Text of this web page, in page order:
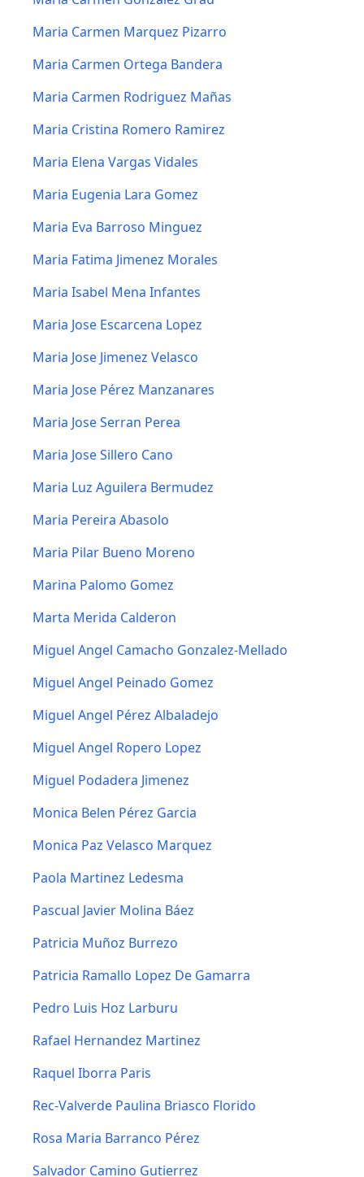
Maria Carmen Marquez Pizarro
Maria Carmen Ortega Bandera
Maria Carmen Rodriguez Mañas
Maria Cristina Romero Ramirez
Maria Elena Vargas Vidales
Maria Eugenia Lara Gomez
Maria Eva Barroso Minguez
Maria Fatima Jimenez Morales
Maria Isabel Mena Infantes
Maria Jose Escarcena Lopez
Maria Jose Jimenez Velasco
Maria Jose Pérez Manzanares
Maria Jose Serran Perea
Maria Jose Sillero Cano
Maria Luz Aguilera Bermudez
Maria Pereira Abasolo
Maria Pilar Bueno Moreno
Marina Palomo Gomez
Marta Merida Calderon
Miguel Angel Camacho Gonzalez-Mellado
Miguel Angel Peinado Gomez
Miguel Angel Pérez Albaladejo
Miguel Angel Ropero Lopez
Miguel Podadera Jimenez
Monica Belen Pérez Garcia
Monica Paz Velasco Marquez
Paola Martinez Ledesma
Pascual Javier Molina Báez
Patricia Muñoz Burrezo
Patricia Ramallo Lopez De Gamarra
Pedro Luis Hoz Larburu
Rafael Hernandez Martinez
Raquel Iborra Paris
Rec-Valverde Paulina Briasco Florido
Rosa Maria Barranco Pérez
Salvador Camino Gutierrez